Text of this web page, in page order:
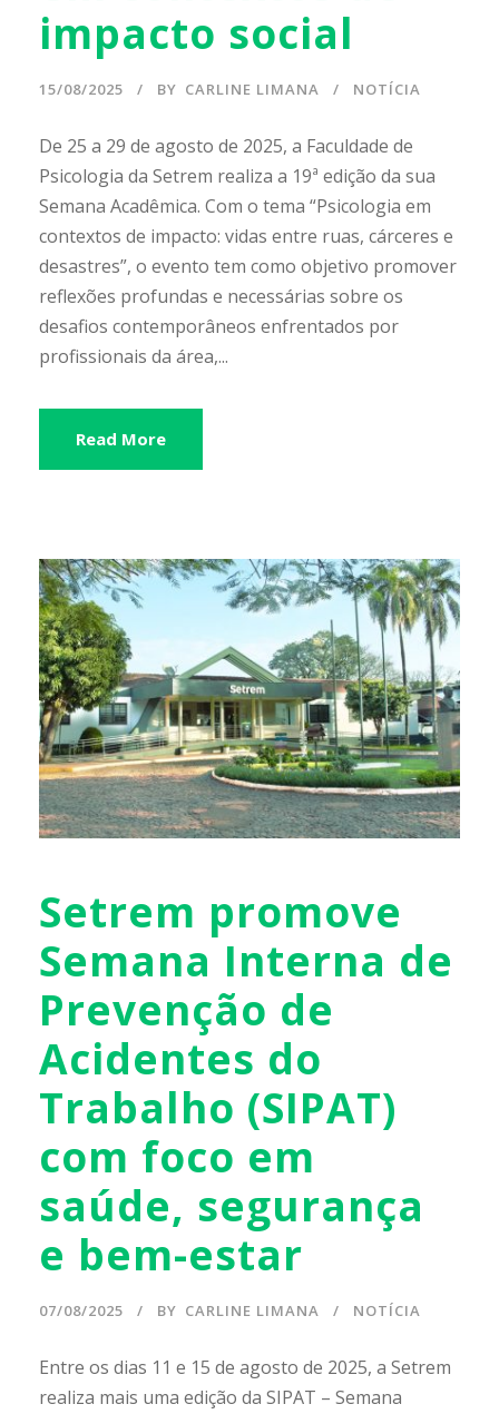
impacto social
15/08/2025 BY CARLINE LIMANA NOTÍCIA
De 25 a 29 de agosto de 2025, a Faculdade de
Psicologia da Setrem realiza a 19ª edição da sua
Semana Acadêmica. Com o tema “Psicologia em
contextos de impacto: vidas entre ruas, cárceres e
desastres”, o evento tem como objetivo promover
reflexões profundas e necessárias sobre os
desafios contemporâneos enfrentados por
profissionais da área,...
Read More
Setrem promove
Semana Interna de
Prevenção de
Acidentes do
Trabalho (SIPAT)
com foco em
saúde, segurança
e bem-estar
07/08/2025 BY CARLINE LIMANA NOTÍCIA
Entre os dias 11 e 15 de agosto de 2025, a Setrem
realiza mais uma edição da SIPAT – Semana